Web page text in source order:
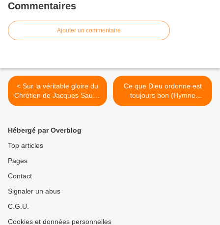
Commentaires
Ajouter un commentaire
< Sur la véritable gloire du
Chrétien de Jacques Saurin
(1677-1730)
Ce que Dieu ordonne est
toujours bon (Hymne
Luthérien) >
Hébergé par Overblog
Top articles
Pages
Contact
Signaler un abus
C.G.U.
Cookies et données personnelles